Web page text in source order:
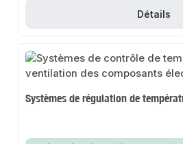
Détails
Systèmes de régulation de